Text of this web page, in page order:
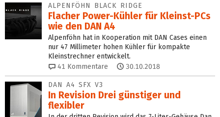
ALPENFÖHN BLACK RIDGE
Flacher Power-Kühler für Kleinst-PCs
wie den DAN A4
Alpenföhn hat in Kooperation mit DAN Cases einen
nur 47 Millimeter hohen Kühler für kompakte
Kleinstrechner entwickelt.
41 Kommentare 30.10.2018
DAN A4 SFX V3
In Revision Drei günstiger und
flexibler